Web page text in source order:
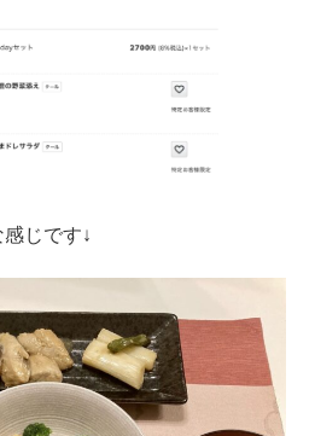
じです↓